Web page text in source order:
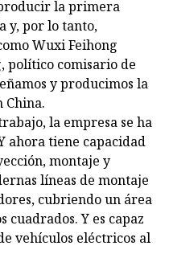
la primera
y, por lo tanto,
Wuxi Feihong
político comisario de
y producimos la
la empresa se ha
ahora tiene capacidad
montaje y
líneas de montaje
cubriendo un área
Y es capaz
vehículos eléctricos al